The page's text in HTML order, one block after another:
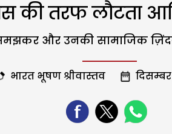
की तरफ लौटता
और उनकी सामाजिक
भारत भूषण श्रीवास्तव दिसम्बर